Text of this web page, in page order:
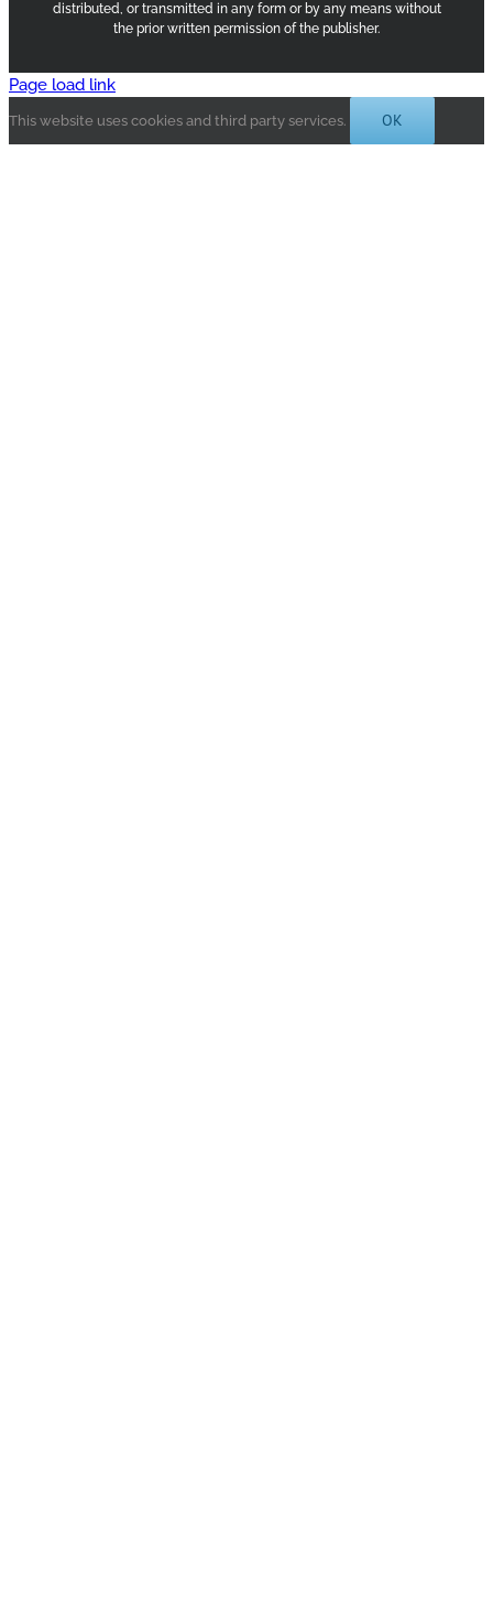
distributed, or transmitted in any form or by any means without
the prior written permission of the publisher.
Page load link
This website uses cookies and third party services. OK